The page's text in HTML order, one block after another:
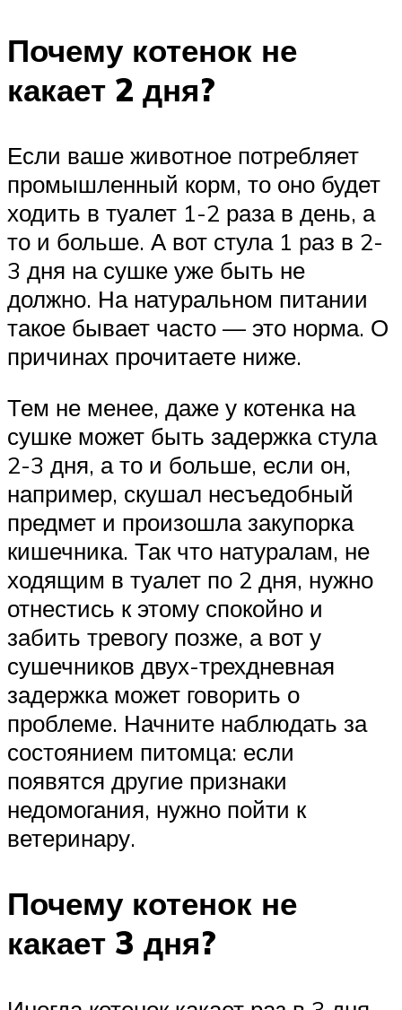
Почему котенок не
какает 2 дня?
Если ваше животное потребляет
промышленный корм, то оно будет
ходить в туалет 1-2 раза в день, а
то и больше. А вот стула 1 раз в 2-
3 дня на сушке уже быть не
должно. На натуральном питании
такое бывает часто — это норма. О
причинах прочитаете ниже.
Тем не менее, даже у котенка на
сушке может быть задержка стула
2-3 дня, а то и больше, если он,
например, скушал несъедобный
предмет и произошла закупорка
кишечника. Так что натуралам, не
ходящим в туалет по 2 дня, нужно
отнестись к этому спокойно и
забить тревогу позже, а вот у
сушечников двух-трехдневная
задержка может говорить о
проблеме. Начните наблюдать за
состоянием питомца: если
появятся другие признаки
недомогания, нужно пойти к
ветеринару.
Почему котенок не
какает 3 дня?